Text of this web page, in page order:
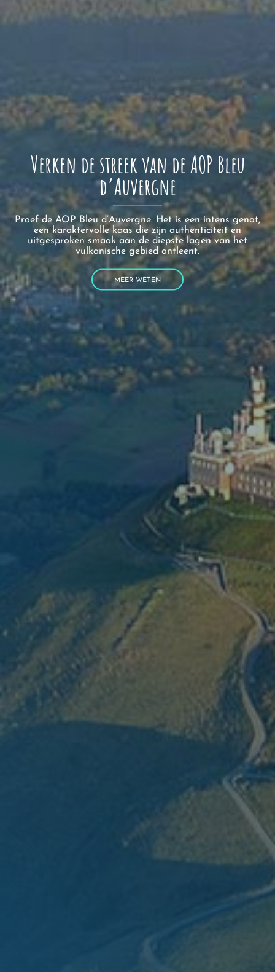
Verken de streek van de AOP Bleu
d’Auvergne
Proef de AOP Bleu d’Auvergne. Het is een intens genot,
een karaktervolle kaas die zijn authenticiteit en
uitgesproken smaak aan de diepste lagen van het
vulkanische gebied ontleent.
MEER WETEN